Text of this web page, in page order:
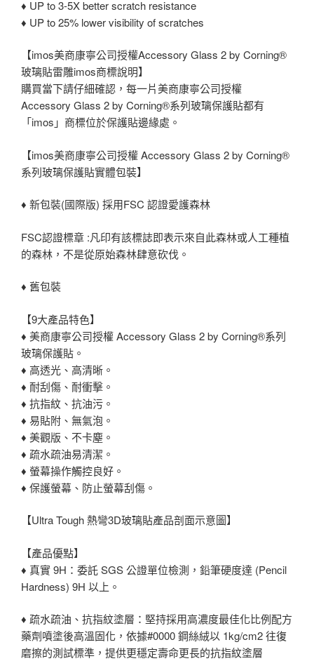
♦ UP to 3-5X better scratch resistance
♦ UP to 25% lower visibility of scratches
【imos美商康寧公司授權Accessory Glass 2 by Corning®
玻璃貼雷雕imos商標說明】
購買當下請仔細確認，每一片美商康寧公司授權
Accessory Glass 2 by Corning®系列玻璃保護貼都有
「imos」商標位於保護貼邊緣處。
【imos美商康寧公司授權 Accessory Glass 2 by Corning®
系列玻璃保護貼實體包裝】
♦ 新包裝(國際版) 採用FSC 認證愛護森林
FSC認證標章 :凡印有該標誌即表示來自此森林或人工種植
的森林，不是從原始森林肆意砍伐。
♦ 舊包裝
【9大產品特色】
♦ 美商康寧公司授權 Accessory Glass 2 by Corning®系列
玻璃保護貼。
♦ 高透光、高清晰。
♦ 耐刮傷、耐衝擊。
♦ 抗指紋、抗油污。
♦ 易貼附、無氣泡。
♦ 美觀版、不卡塵。
♦ 疏水疏油易清潔。
♦ 螢幕操作觸控良好。
♦ 保護螢幕、防止螢幕刮傷。
【Ultra Tough 熱彎3D玻璃貼產品剖面示意圖】
【產品優點】
♦ 真實 9H：委託 SGS 公證單位檢測，鉛筆硬度達 (Pencil
Hardness) 9H 以上。
♦ 疏水疏油、抗指紋塗層：堅持採用高濃度最佳化比例配方
藥劑噴塗後高溫固化，依據#0000 鋼絲絨以 1kg/cm2 往復
磨擦的測試標準，提供更穩定壽命更長的抗指紋塗層